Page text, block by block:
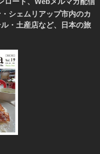
シェムリアップ市内のカ
・土産店など、日本の旅